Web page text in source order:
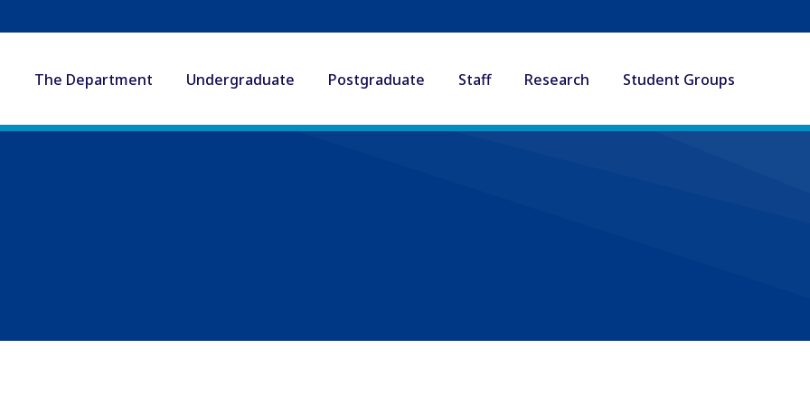
The Department Undergraduate Postgraduate Staff Research Student Groups